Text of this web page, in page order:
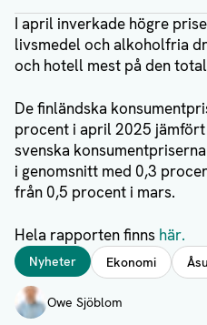
I april inverkade högre
livsmedel och alkoholfria
och hotell mest på den
De finländska
procent i april 2025
svenska
i genomsnitt med 0,3
från 0,5 procent i mars.
Hela rapporten finns här.
Taggar
Nyheter Ekonomi
Författare
Owe Sjöblom
Visa profil